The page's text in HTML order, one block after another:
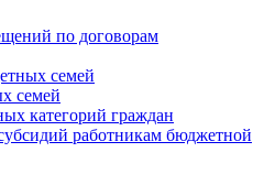
по договорам
семей
семей
категорий граждан
работникам бюджетной